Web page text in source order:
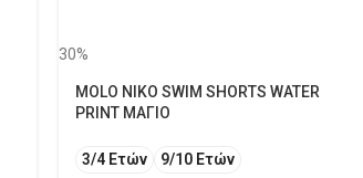
30%
MOLO NIKO SWIM SHORTS WATER
PRINT ΜΑΓΙΟ
3/4 Ετών 9/10 Ετών